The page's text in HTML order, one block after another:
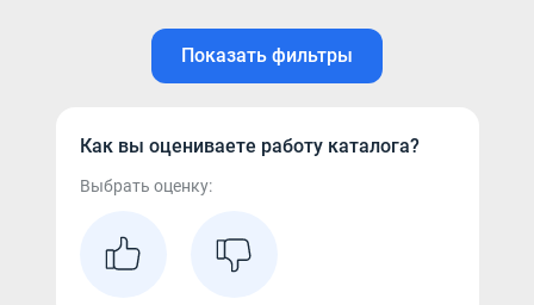
Показать фильтры
Как вы оцениваете работу каталога?
Выбрать оценку: